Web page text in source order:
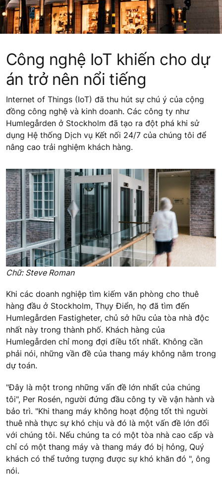
Công nghệ IoT khiến cho dự
án trở nên nổi tiếng
Internet of Things (IoT) đã thu hút sự chú ý của cộng
đồng công nghệ và kinh doanh. Các công ty như
Humlegården ở Stockholm đã tạo ra đột phá khi sử
dụng Hệ thống Dịch vụ Kết nối 24/7 của chúng tôi để
nâng cao trải nghiệm khách hàng.
Chữ: Steve Roman
Khi các doanh nghiệp tìm kiếm văn phòng cho thuê
hàng đầu ở Stockholm, Thụy Điển, họ đã tìm đến
Humlegården Fastigheter, chủ sở hữu của tòa nhà độc
nhất này trong thành phố. Khách hàng của
Humlegården chỉ mong đợi điều tốt nhất. Không cần
phải nói, những vần đề của thang máy không nằm trong
dự toán.
"Đây là một trong những vấn đề lớn nhất của chúng
tôi", Per Rosén, người đứng đầu công ty về vận hành và
bảo trì. "Khi thang máy không hoạt động tốt thì người
thuê nhà thực sự khó chịu và đó là một vấn đề lớn đối
với chúng tôi. Nếu chúng ta có một tòa nhà cao cấp và
chỉ có một thang máy và thang máy đó bị hỏng, Quý
khách có thể tưởng tượng được sự khó khăn đó ", ông
nói.